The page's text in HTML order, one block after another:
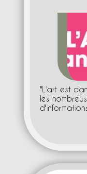
"L'art est
les